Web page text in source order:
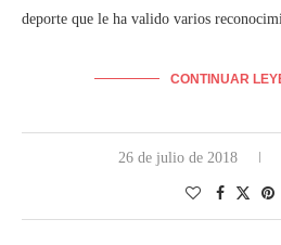
deporte que le ha valido varios
CONTINUAR
26 de julio de 2018